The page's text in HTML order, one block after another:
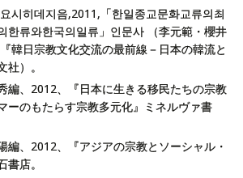
시히데지음,2011,「한일종교문화교류의최
류와한국의일류」인문사 （李元範・櫻井
韓日宗教文化交流の最前線－日本の韓流と
）。
編、2012、『日本に生きる移民たちの宗教
ーのもたらす宗教多元化』ミネルヴァ書
編、2012、『アジアの宗教とソーシャル・
店。